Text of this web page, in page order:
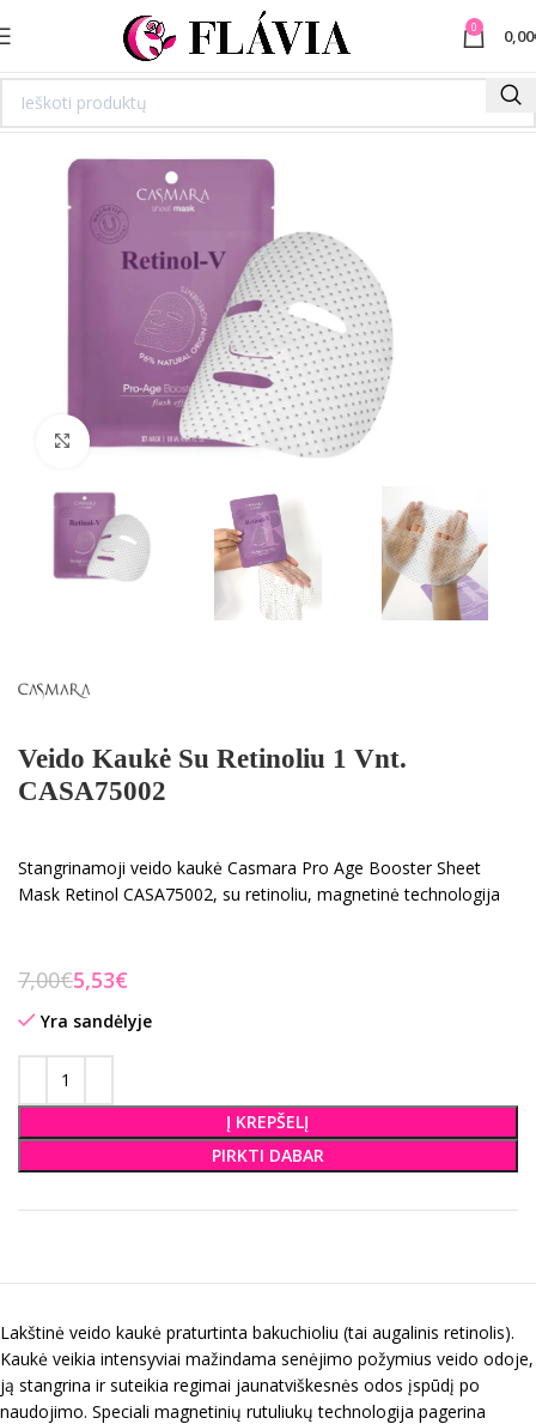
0 0,00
Spustelėkite norėdami padidinti
Veido Kaukė Su Retinoliu 1 Vnt.
CASA75002
Stangrinamoji veido kaukė Casmara Pro Age Booster Sheet
Mask Retinol CASA75002, su retinoliu, magnetinė technologija
7,00€5,53€
Yra sandėlyje
Į KREPŠELĮ
PIRKTI DABAR
Lakštinė veido kaukė praturtinta bakuchioliu (tai augalinis retinolis).
Kaukė veikia intensyviai mažindama senėjimo požymius veido odoje,
ją stangrina ir suteikia regimai jaunatviškesnės odos įspūdį po
naudojimo. Speciali magnetinių rutuliukų technologija pagerina